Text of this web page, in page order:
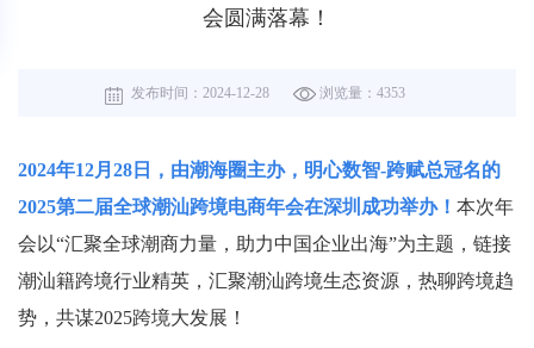
会圆满落幕！
发布时间： 2024-12-28 浏览量： 4353
2024年12月28日，由潮海圈主办，明心数智-跨赋总冠名的
2025第二届全球潮汕跨境电商年会在深圳成功举办！ 本次年
会以“汇聚全球潮商力量，助力中国企业出海”为主题，链接
潮汕籍跨境行业精英，汇聚潮汕跨境生态资源，热聊跨境趋
势，共谋2025跨境大发展！